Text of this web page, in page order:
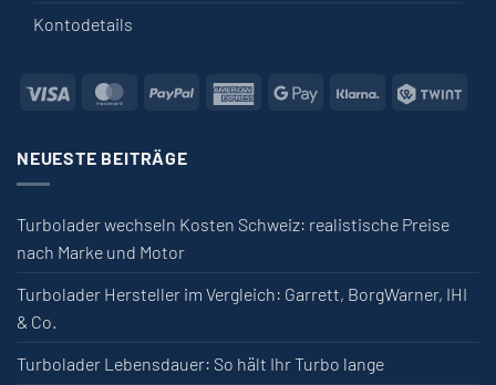
Kontodetails
Visa MasterCardPayPal American Express
Google PayKlarna
NEUESTE BEITRÄGE
Turbolader wechseln Kosten Schweiz: realistische Preise
nach Marke und Motor
Turbolader Hersteller im Vergleich: Garrett, BorgWarner, IHI
& Co.
Turbolader Lebensdauer: So hält Ihr Turbo lange